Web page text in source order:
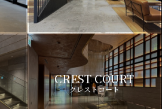
CREST COURT
クレストコート